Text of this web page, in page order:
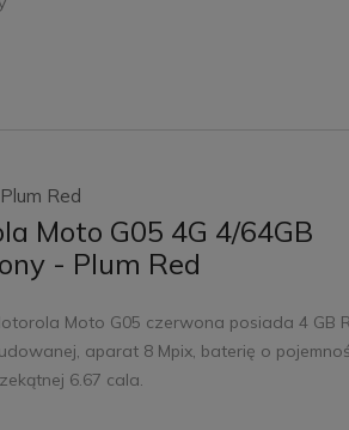
Red
Moto G05 4G 4/64GB
- Plum Red
Moto G05 czerwona posiada 4 GB
aparat 8 Mpix, baterię o
6.67 cala.